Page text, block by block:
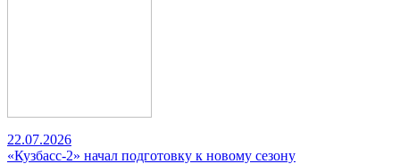
22.07.2026
«Кузбасс-2» начал подготовку к новому сезону